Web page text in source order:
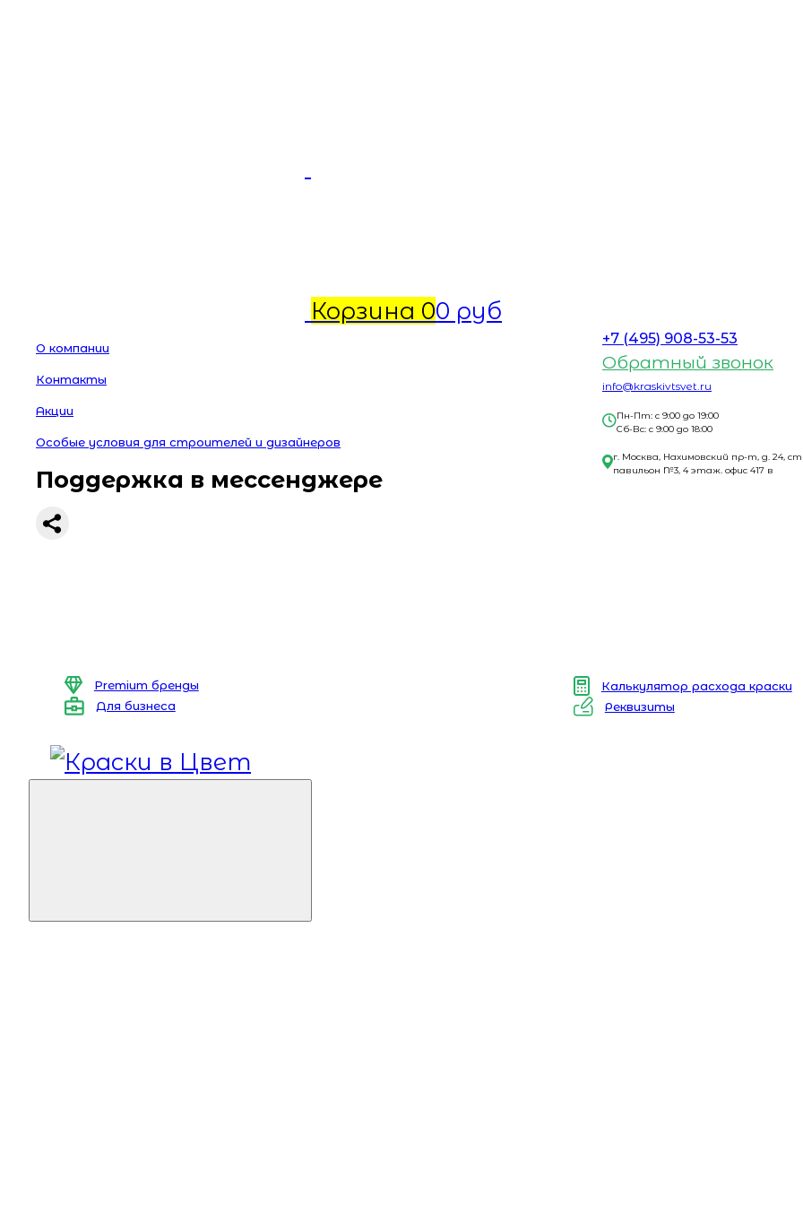
Корзина 00 руб
О компании
Контакты
Акции
Особые условия для строителей и дизайнеров
Поддержка в мессенджере
+7 (495) 908-53-53
Обратный звонок
info@kraskivtsvet.ru
Пн-Пт: с 9:00 до 19:00
Сб-Вс: с 9:00 до 18:00
г. Москва, Нахимовский пр-т, д. 24,
павильон №3, 4 этаж. офис 417 в
Premium бренды
Калькулятор расхода краски
Для бизнеса
Реквизиты